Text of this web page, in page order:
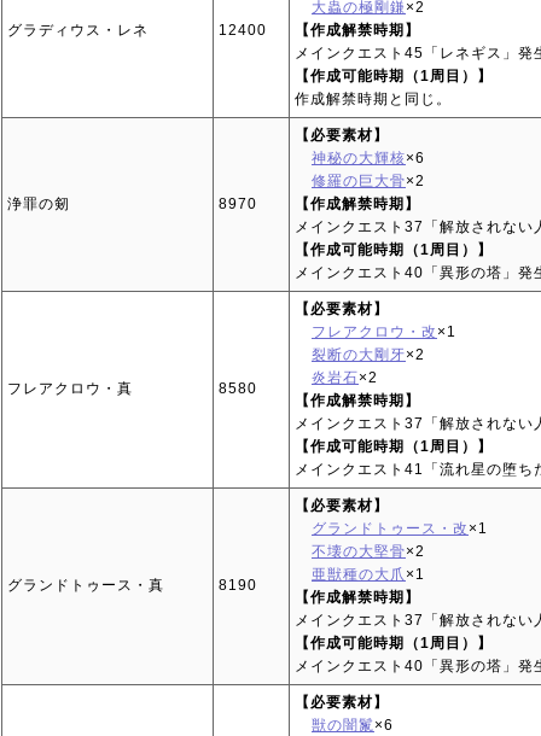
グラディウス・レネ 12400
大蟲の極剛鎌 ×2
【作成解禁時期】
メインクエスト45「レネギス」発
【作成可能時期（1周目）】
作成解禁時期と同じ。
浄罪の剱 8970
【必要素材】
神秘の大輝核×6
修羅の巨大骨×2
【作成解禁時期】
メインクエスト37「解放されない
【作成可能時期（1周目）】
メインクエスト40「異形の塔」発
フレアクロウ・真 8580
【必要素材】
フレアクロウ・改 ×1
裂断の大剛牙×2
炎岩石×2
【作成解禁時期】
メインクエスト37「解放されない
【作成可能時期（1周目）】
メインクエスト41「流れ星の堕
グランドトゥース・真 8190
【必要素材】
グランドトゥース・改 ×1
不壊の大堅骨×2
亜獣種の大爪 ×1
【作成解禁時期】
メインクエスト37「解放されない
【作成可能時期（1周目）】
メインクエスト40「異形の塔」発
【必要素材】
獣の闇鬣×6